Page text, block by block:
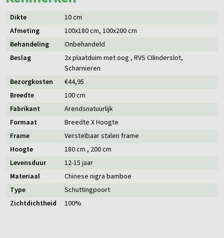
Dikte
10 cm
Afmeting
100x180 cm, 100x200 cm
Behandeling
Onbehandeld
Beslag
2x plaatduim met oog , RVS CIlinderslot,
Scharnieren
Bezorgkosten
€44,95
Breedte
100 cm
Fabrikant
Arendsnatuurlijk
Formaat
Breedte X Hoogte
Frame
Verstelbaar stalen frame
Hoogte
180 cm , 200 cm
Levensduur
12-15 jaar
Materiaal
Chinese nigra bamboe
Type
Schuttingpoort
Zichtdichtheid
100%